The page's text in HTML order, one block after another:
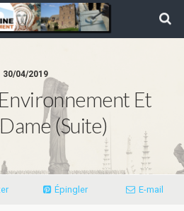
30/04/2019
Et
(suite)
Épingler E-mail